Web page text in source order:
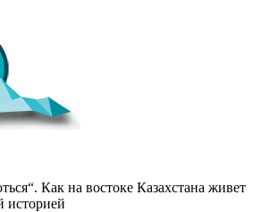
Как на востоке Казахстана живет
историей